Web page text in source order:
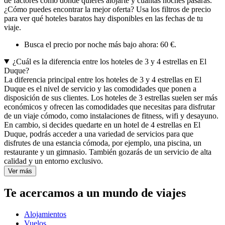
¿Cómo puedes encontrar la mejor oferta? Usa los filtros de precio
para ver qué hoteles baratos hay disponibles en las fechas de tu
viaje.
Busca el precio por noche más bajo ahora: 60 €.
¿Cuál es la diferencia entre los hoteles de 3 y 4 estrellas en El
Duque?
La diferencia principal entre los hoteles de 3 y 4 estrellas en El
Duque es el nivel de servicio y las comodidades que ponen a
disposición de sus clientes. Los hoteles de 3 estrellas suelen ser más
económicos y ofrecen las comodidades que necesitas para disfrutar
de un viaje cómodo, como instalaciones de fitness, wifi y desayuno.
En cambio, si decides quedarte en un hotel de 4 estrellas en El
Duque, podrás acceder a una variedad de servicios para que
disfrutes de una estancia cómoda, por ejemplo, una piscina, un
restaurante y un gimnasio. También gozarás de un servicio de alta
calidad y un entorno exclusivo.
Ver más
Te acercamos a un mundo de viajes
Alojamientos
Vuelos